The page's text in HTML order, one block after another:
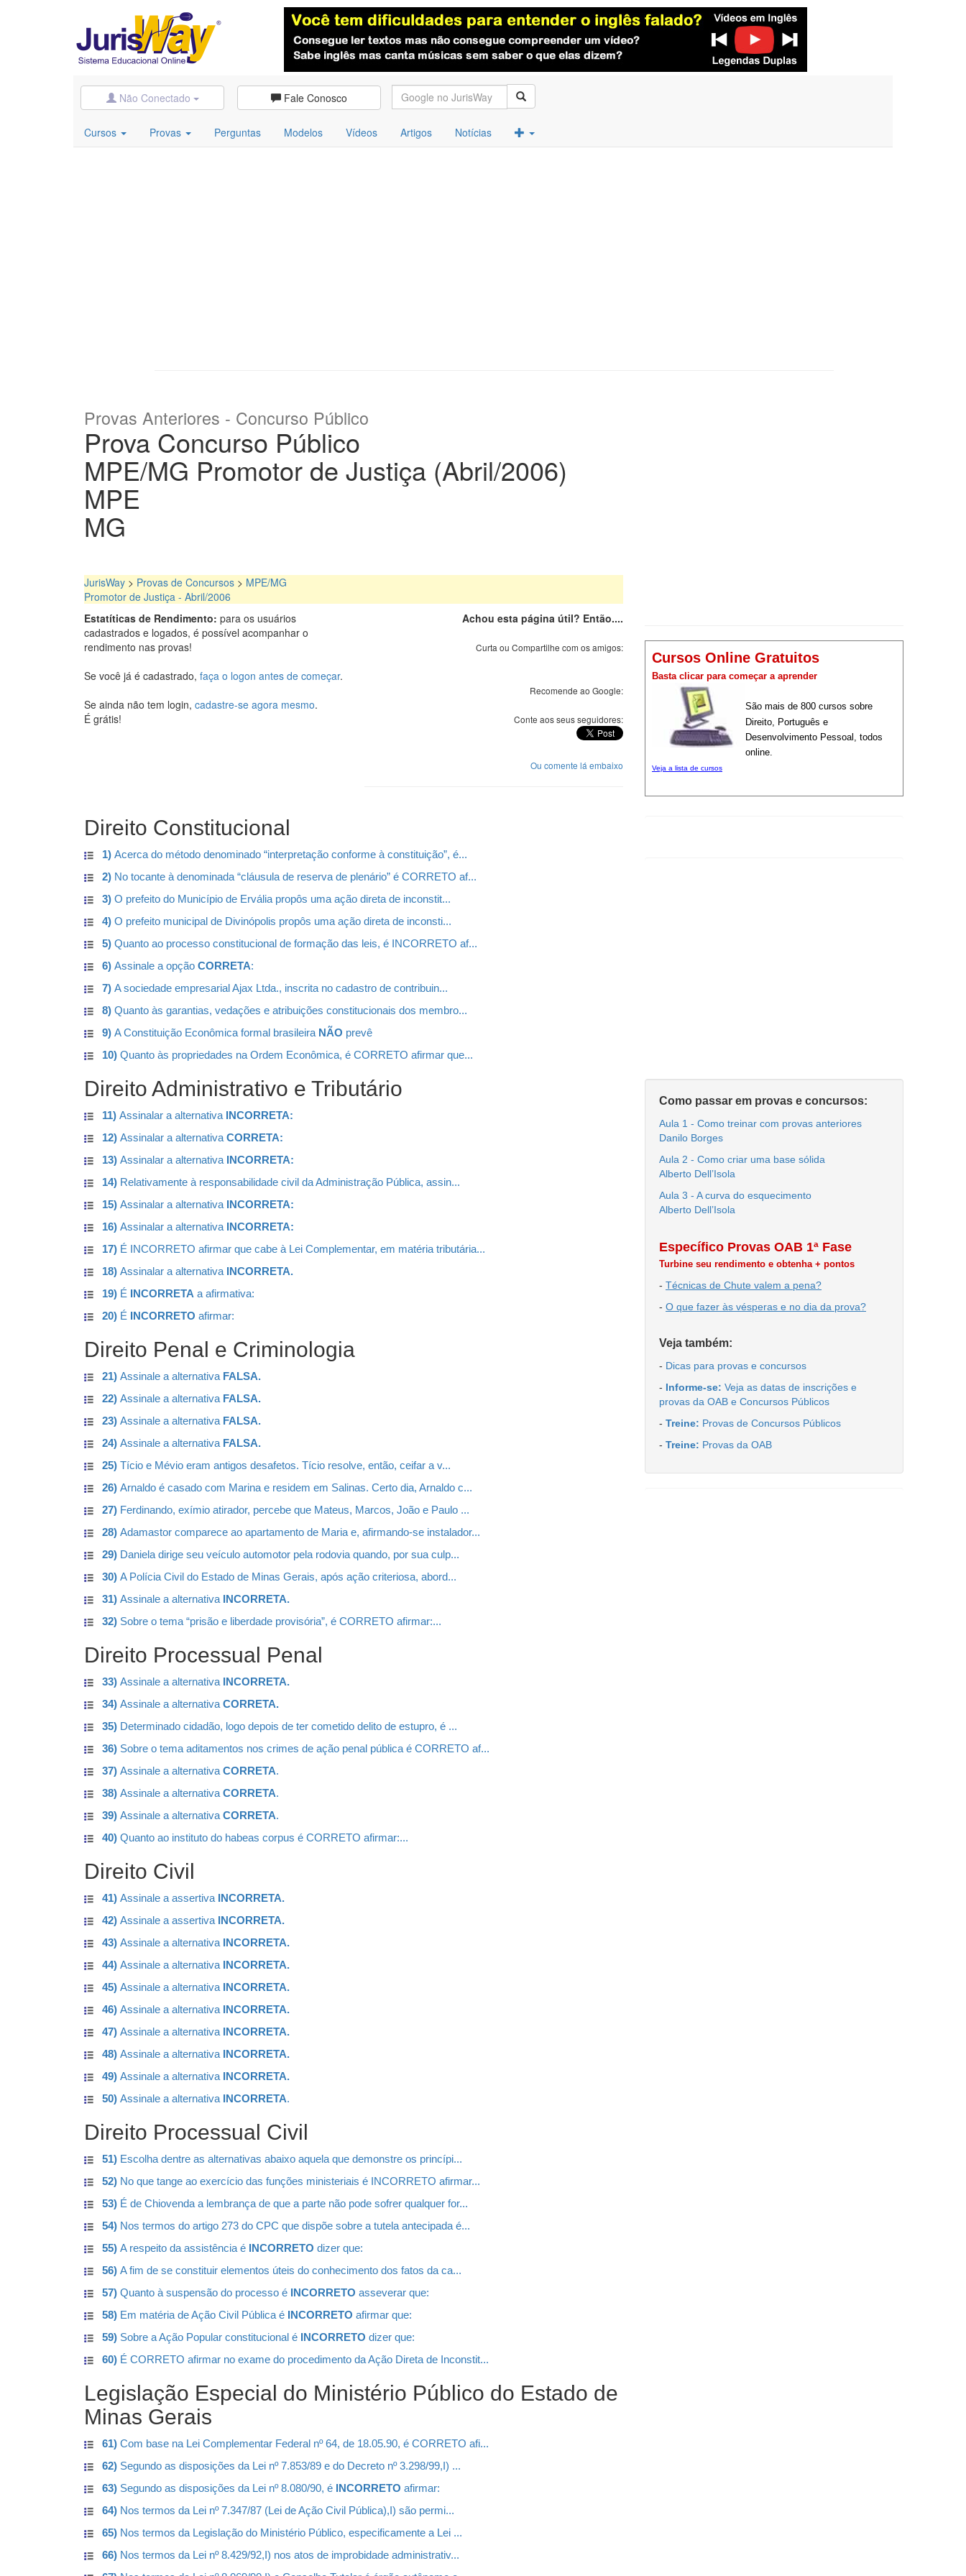
Não Conectado Fale Conosco
Cursos Provas Perguntas Modelos Vídeos Artigos Notícias
Provas Anteriores - Concurso Público
Prova Concurso Público
MPE/MG Promotor de Justiça (Abril/2006)
MPE
MG
JurisWay > Provas de Concursos > MPE/MG
Promotor de Justiça - Abril/2006
Estatíticas de Rendimento: para os usuários
cadastrados e logados, é possível acompanhar o
rendimento nas provas!
Se você já é cadastrado, faça o logon antes de começar.
Se ainda não tem login, cadastre-se agora mesmo.
É grátis!
Achou esta página útil? Então....
Curta ou Compartilhe com os amigos:
Recomende ao Google:
Conte aos seus seguidores:
Ou comente lá embaixo
Cursos Online Gratuitos
Basta clicar para começar a aprender
São mais de 800 cursos sobre
Direito, Português e
Desenvolvimento Pessoal, todos
online.
Veja a lista de cursos
Direito Constitucional
1) Acerca do método denominado “interpretação conforme à constituição”, é...
2) No tocante à denominada “cláusula de reserva de plenário” é CORRETO af...
3) O prefeito do Município de Ervália propôs uma ação direta de inconstit...
4) O prefeito municipal de Divinópolis propôs uma ação direta de inconsti...
5) Quanto ao processo constitucional de formação das leis, é INCORRETO af...
6) Assinale a opção CORRETA:
7) A sociedade empresarial Ajax Ltda., inscrita no cadastro de contribuin...
8) Quanto às garantias, vedações e atribuições constitucionais dos membro...
9) A Constituição Econômica formal brasileira NÃO prevê
10) Quanto às propriedades na Ordem Econômica, é CORRETO afirmar que...
Direito Administrativo e Tributário
11) Assinalar a alternativa INCORRETA:
12) Assinalar a alternativa CORRETA:
13) Assinalar a alternativa INCORRETA:
14) Relativamente à responsabilidade civil da Administração Pública, assin...
15) Assinalar a alternativa INCORRETA:
16) Assinalar a alternativa INCORRETA:
17) É INCORRETO afirmar que cabe à Lei Complementar, em matéria tributária...
18) Assinalar a alternativa INCORRETA.
19) É INCORRETA a afirmativa:
20) É INCORRETO afirmar:
Direito Penal e Criminologia
21) Assinale a alternativa FALSA.
22) Assinale a alternativa FALSA.
23) Assinale a alternativa FALSA.
24) Assinale a alternativa FALSA.
25) Tício e Mévio eram antigos desafetos. Tício resolve, então, ceifar a v...
26) Arnaldo é casado com Marina e residem em Salinas. Certo dia, Arnaldo c...
27) Ferdinando, exímio atirador, percebe que Mateus, Marcos, João e Paulo ...
28) Adamastor comparece ao apartamento de Maria e, afirmando-se instalador...
29) Daniela dirige seu veículo automotor pela rodovia quando, por sua culp...
30) A Polícia Civil do Estado de Minas Gerais, após ação criteriosa, abord...
31) Assinale a alternativa INCORRETA.
32) Sobre o tema “prisão e liberdade provisória”, é CORRETO afirmar:...
Direito Processual Penal
33) Assinale a alternativa INCORRETA.
34) Assinale a alternativa CORRETA.
35) Determinado cidadão, logo depois de ter cometido delito de estupro, é ...
36) Sobre o tema aditamentos nos crimes de ação penal pública é CORRETO af...
37) Assinale a alternativa CORRETA.
38) Assinale a alternativa CORRETA.
39) Assinale a alternativa CORRETA.
40) Quanto ao instituto do habeas corpus é CORRETO afirmar:...
Direito Civil
41) Assinale a assertiva INCORRETA.
42) Assinale a assertiva INCORRETA.
43) Assinale a alternativa INCORRETA.
44) Assinale a alternativa INCORRETA.
45) Assinale a alternativa INCORRETA.
46) Assinale a alternativa INCORRETA.
47) Assinale a alternativa INCORRETA.
48) Assinale a alternativa INCORRETA.
49) Assinale a alternativa INCORRETA.
50) Assinale a alternativa INCORRETA.
Direito Processual Civil
51) Escolha dentre as alternativas abaixo aquela que demonstre os princípi...
52) No que tange ao exercício das funções ministeriais é INCORRETO afirmar...
53) É de Chiovenda a lembrança de que a parte não pode sofrer qualquer for...
54) Nos termos do artigo 273 do CPC que dispõe sobre a tutela antecipada é...
55) A respeito da assistência é INCORRETO dizer que:
56) A fim de se constituir elementos úteis do conhecimento dos fatos da ca...
57) Quanto à suspensão do processo é INCORRETO asseverar que:
58) Em matéria de Ação Civil Pública é INCORRETO afirmar que:
59) Sobre a Ação Popular constitucional é INCORRETO dizer que:
60) É CORRETO afirmar no exame do procedimento da Ação Direta de Inconstit...
Legislação Especial do Ministério Público do Estado de
Minas Gerais
61) Com base na Lei Complementar Federal nº 64, de 18.05.90, é CORRETO afi...
62) Segundo as disposições da Lei nº 7.853/89 e do Decreto nº 3.298/99,I) ...
63) Segundo as disposições da Lei nº 8.080/90, é INCORRETO afirmar:
64) Nos termos da Lei nº 7.347/87 (Lei de Ação Civil Pública),I) são permi...
65) Nos termos da Legislação do Ministério Público, especificamente a Lei ...
66) Nos termos da Lei nº 8.429/92,I) nos atos de improbidade administrativ...
Como passar em provas e concursos:
Aula 1 - Como treinar com provas anteriores
Danilo Borges
Aula 2 - Como criar uma base sólida
Alberto Dell’Isola
Aula 3 - A curva do esquecimento
Alberto Dell’Isola
Específico Provas OAB 1ª Fase
Turbine seu rendimento e obtenha + pontos
- Técnicas de Chute valem a pena?
- O que fazer às vésperas e no dia da prova?
Veja também:
- Dicas para provas e concursos
- Informe-se: Veja as datas de inscrições e
provas da OAB e Concursos Públicos
- Treine: Provas de Concursos Públicos
- Treine: Provas da OAB